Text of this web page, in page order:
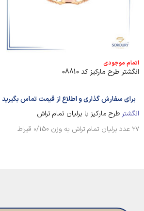
اتمام موجودی
انگشتر طرح مارکیز کد 08810
برای سفارش گذاری و اطلاع از قیمت تماس بگیرید
انگشتر طرح مارکیز با برلیان تمام تراش
۲۷ عدد برلیان تمام تراش به وزن ۰/150 قیراط